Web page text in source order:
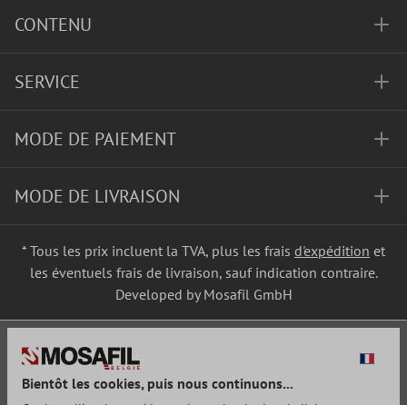
CONTENU
SERVICE
MODE DE PAIEMENT
MODE DE LIVRAISON
* Tous les prix incluent la TVA, plus les frais d'expédition et
les éventuels frais de livraison, sauf indication contraire.
Developed by Mosafil GmbH
Bientôt les cookies, puis nous continuons...